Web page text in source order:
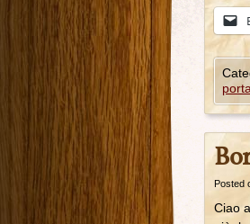
Posted
Ciao